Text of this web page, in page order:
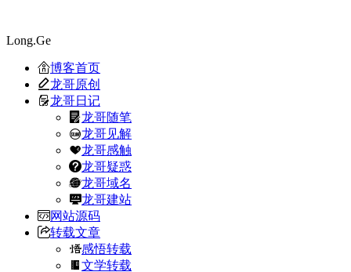
Long.Ge
博客首页
龙哥原创
龙哥日记
龙哥随笔
龙哥见解
龙哥感触
龙哥疑惑
龙哥域名
龙哥建站
网站源码
转载文章
感悟转载
文学转载